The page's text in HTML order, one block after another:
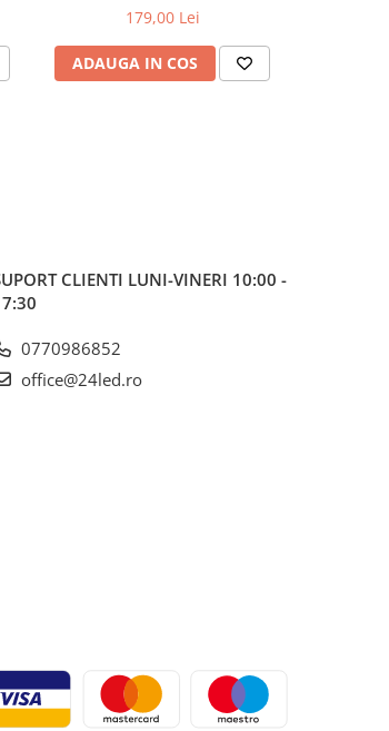
10mm
179,00 Lei
ADAUGA IN COS
CLIENTI LUNI-VINERI 10:00 -
0770986852
office@24led.ro